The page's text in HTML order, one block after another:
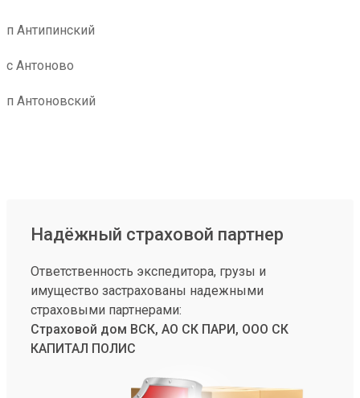
п Антипинский
с Антоново
п Антоновский
Надёжный страховой партнер
Ответственность экспедитора, грузы и
имущество застрахованы надежными
страховыми партнерами:
Страховой дом ВСК, АО СК ПАРИ, ООО СК
КАПИТАЛ ПОЛИС